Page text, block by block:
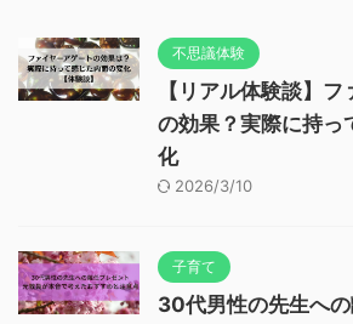
不思議体験
【リアル体験談】
の効果？実際に持っ
化
2026/3/10
子育て
30代男性の先生への